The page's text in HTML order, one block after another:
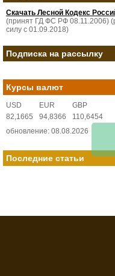
Скачать Лесной Кодекс
(принят ГД ФС РФ 08.11.2006)
силу с 01.09.2018)
Подписка на рассылку
Курсы валют
USD EUR
GBP
82,1665
94,8366
110,6454
обновление: 08.08.2026
Последние статьи